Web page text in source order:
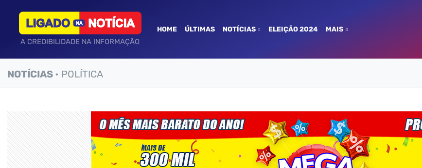
A CREDIBILIDADE NA INFORMAÇÃO
HOME ÚLTIMAS NOTÍCIAS ELEIÇÃO 2024 MAIS
NOTÍCIAS • POLÍTICA